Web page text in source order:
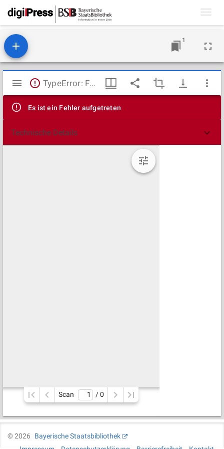
1
Mirador
Viewer
TypeError: Failed to fetch
Es ist ein Fehler aufgetreten
Technische Details
Scan / 0
©2026
Bayerische Staatsbibliothek